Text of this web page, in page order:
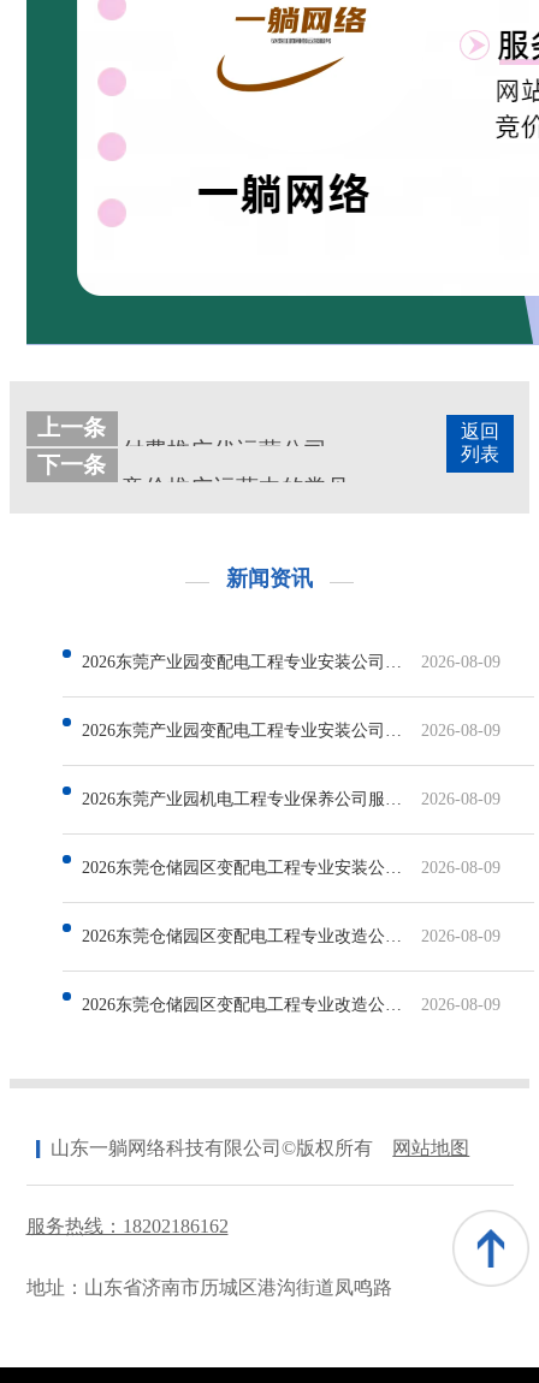
返回
列表
上一条
付费推广代运营公司
下一条
新闻资讯
2026-08-09
2026-08-09
2026-08-09
2026-08-09
2026-08-09
2026-08-09
山东一躺网络科技有限公司©版权所有 网站地图
服务热线：18202186162
地址：山东省济南市历城区港沟街道凤鸣路